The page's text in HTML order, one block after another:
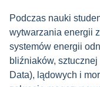
Podczas nauki
wytwarzania energii
systemów energii
bliźniaków,
Data), lądowych i